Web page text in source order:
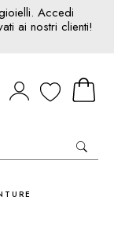
Accedi
ai nostri clienti!